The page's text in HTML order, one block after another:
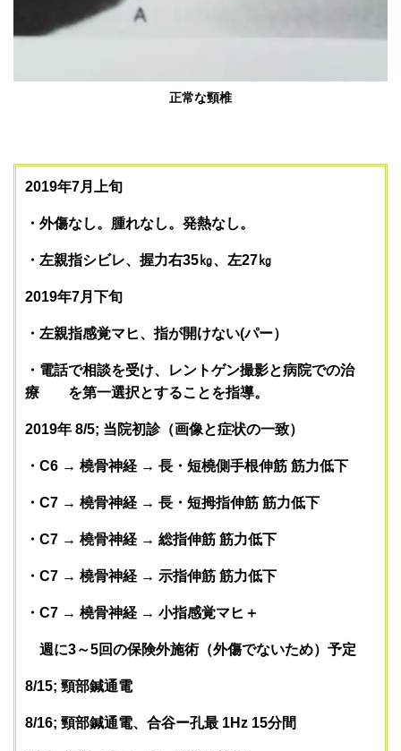
正常な頸椎
2019年7月上旬
・外傷なし。腫れなし。発熱なし。
・左親指シビレ、握力右35㎏、左27㎏
2019年7月下旬
・左親指感覚マヒ、指が開けない(パー）
・電話で相談を受け、レントゲン撮影と病院での治
療 を第一選択とすることを指導。
2019年 8/5; 当院初診（画像と症状の一致）
・C6 → 橈骨神経 → 長・短橈側手根伸筋 筋力低下
・C7 → 橈骨神経 → 長・短拇指伸筋 筋力低下
・C7 → 橈骨神経 → 総指伸筋 筋力低下
・C7 → 橈骨神経 → 示指伸筋 筋力低下
・C7 → 橈骨神経 → 小指感覚マヒ＋
週に3～5回の保険外施術（外傷でないため）予定
8/15; 頸部鍼通電
8/16; 頸部鍼通電、合谷ー孔最 1Hz 15分間